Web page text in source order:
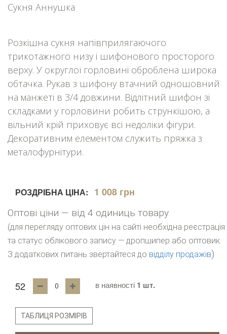
Сукня Аннушка
Розкішна сукня напівприлягаючого
трикотажного низу і шифонового просторого
верху. У округлої горловині оброблена широка
обтачка. Рукав з шифону втачний одношовний
на манжеті в 3/4 довжини. Відлітний шифон зі
складками у горловини робить стрункішою, а
вільний крій приховує всі недоліки фігури.
Декоративним елементом служить пряжка з
металофурнітури.
РОЗДРІБНА ЦІНА: 1 008 грн
Оптові ціни — від 4 одиниць товару
(для перегляду оптових цін на сайті необхідна реєстрація
та статус облікового запису — дропшипер або оптовик.
З додаткових питань звертайтеся до відділу продажів)
52 в наявності 1 шт.
ТАБЛИЦЯ РОЗМІРІВ